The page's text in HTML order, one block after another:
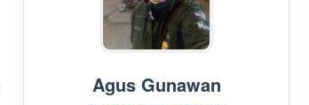
Agus Gunawan